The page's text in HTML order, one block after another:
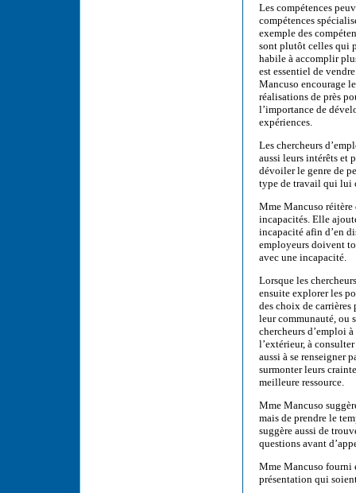
Les compétences
compétences
exemple des
sont plutôt celles qui
habile à accomplir
est essentiel de
Mancuso encourage
réalisations de près
l’importance de
expériences.
Les chercheurs
aussi leurs intérêts et
dévoiler le genre de
type de travail qui lui
Mme Mancuso réitère
incapacités. Elle
incapacité afin d’en
employeurs doivent
avec une incapacité.
Lorsque les
ensuite explorer les
des choix de carrières
leur communauté, ou
chercheurs d’emploi
l’extérieur, à
aussi à se renseigner
surmonter leurs
meilleure ressource.
Mme Mancuso
mais de prendre le
suggère aussi de
questions avant
Mme Mancuso fourni
présentation qui